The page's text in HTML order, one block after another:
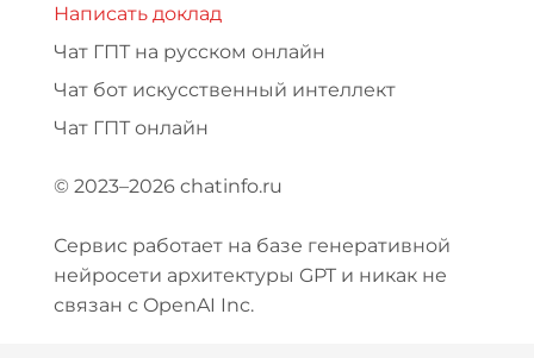
Написать доклад
Чат ГПТ на русском онлайн
Чат бот искусственный интеллект
Чат ГПТ онлайн
© 2023–2026 chatinfo.ru
Сервис работает на базе генеративной
нейросети архитектуры GPT и никак не
связан с OpenAI Inc.